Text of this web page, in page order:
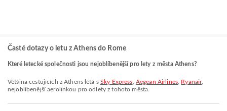
Časté dotazy o letu z Athens do Rome
Které letecké společnosti jsou nejoblíbenější pro lety z města Athens?
Většina cestujících z Athens létá sSky Express Aegean Airlines, Ryanair,
nejoblíbenější aerolinkou pro odlety z tohoto města.